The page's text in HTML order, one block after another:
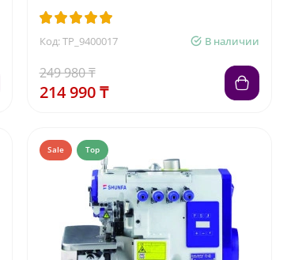
Код: TP_9400017 В наличии
249 980 ₸
214 990 ₸
Sale Top